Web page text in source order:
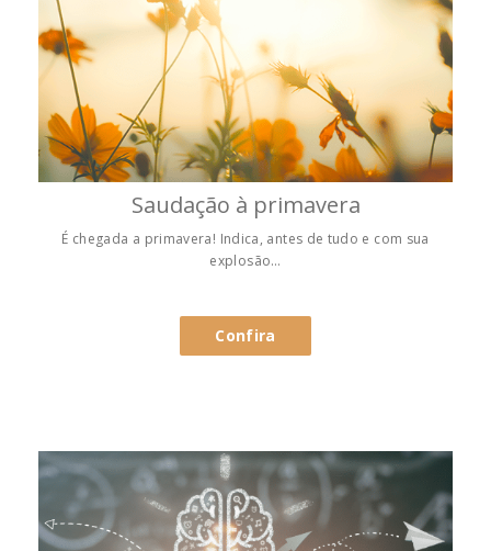
Saudação à primavera
É chegada a primavera! Indica, antes de tudo e com sua
explosão…
Confira